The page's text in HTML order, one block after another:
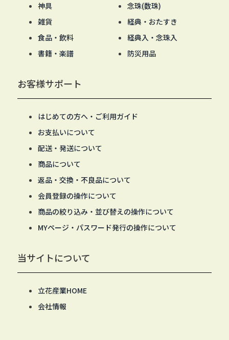
神具
念珠(数珠)
雑貨
経典・おたすき
食品・飲料
経典入・念珠入
書籍・楽譜
防災用品
お客様サポート
はじめての方へ・ご利用ガイド
お支払いについて
配送・発送について
商品について
返品・交換・不良品について
会員登録の操作について
商品の絞り込み・並び替えの操作について
MYページ・パスワード発行の操作について
当サイトについて
立花産業HOME
会社情報